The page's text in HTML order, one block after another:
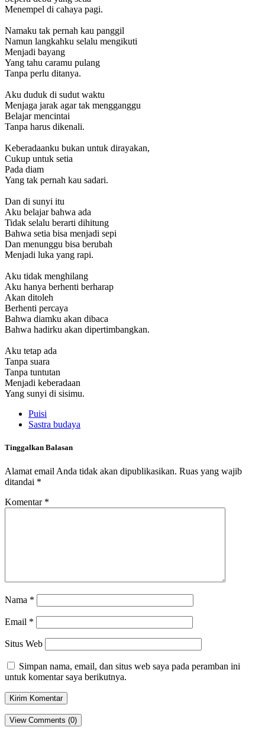
Menempel di cahaya pagi.
Namaku tak pernah kau panggil
Namun langkahku selalu mengikuti
Menjadi bayang
Yang tahu caramu pulang
Tanpa perlu ditanya.
Aku duduk di sudut waktu
Menjaga jarak agar tak mengganggu
Belajar mencintai
Tanpa harus dikenali.
Keberadaanku bukan untuk dirayakan,
Cukup untuk setia
Pada diam
Yang tak pernah kau sadari.
Dan di sunyi itu
Aku belajar bahwa ada
Tidak selalu berarti dihitung
Bahwa setia bisa menjadi sepi
Dan menunggu bisa berubah
Menjadi luka yang rapi.
Aku tidak menghilang
Aku hanya berhenti berharap
Akan ditoleh
Berhenti percaya
Bahwa diamku akan dibaca
Bahwa hadirku akan dipertimbangkan.
Aku tetap ada
Tanpa suara
Tanpa tuntutan
Menjadi keberadaan
Yang sunyi di sisimu.
Puisi
Sastra budaya
Tinggalkan Balasan
Alamat email Anda tidak akan dipublikasikan. Ruas yang wajib
ditandai *
Komentar *
Nama *
Email *
Situs Web
Simpan nama, email, dan situs web saya pada peramban ini
untuk komentar saya berikutnya.
View Comments (0)